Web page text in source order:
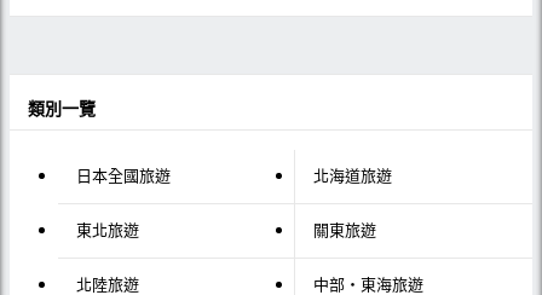
類別一覽
日本全國旅遊 北海道旅遊
東北旅遊 關東旅遊
北陸旅遊 中部・東海旅遊